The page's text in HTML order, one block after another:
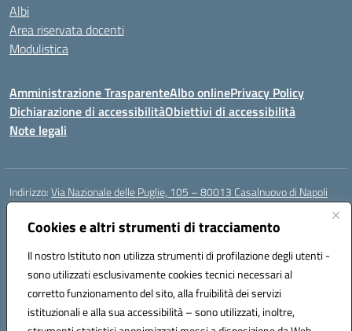
Cookies e altri strumenti di tracciamento
Il nostro Istituto non utilizza strumenti di profilazione degli utenti -
sono utilizzati esclusivamente cookies tecnici necessari al
corretto funzionamento del sito, alla fruibilità dei servizi
istituzionali e alla sua accessibilità – sono utilizzati, inoltre,
Albi
Area riservata docenti
Modulistica
Amministrazione TrasparenteAlbo onlinePrivacy Policy
Dichiarazione di accessibilitàObiettivi di accessibilità
Note legali
Indirizzo:Via Nazionale delle Puglie, 105 – 80013 Casalnuovo di Napoli
Centralino:
Email:naee32300a@istruzione.it
Codice fiscale: 93007720639
Codice meccanografico:
NAEE32300A
Codice unico di fatturazione (CUF): UFDMFG